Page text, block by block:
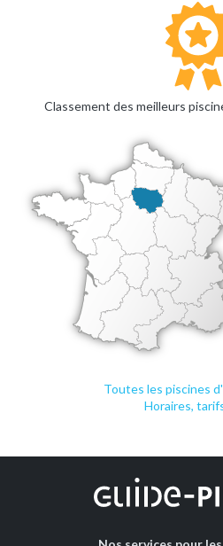
Classement des meilleurs
Toutes les piscines
Horaires,